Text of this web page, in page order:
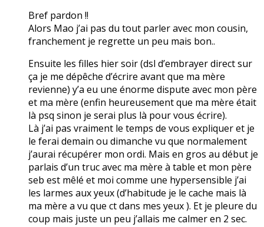
Bref pardon !!
Alors Mao j’ai pas du tout parler avec mon cousin,
franchement je regrette un peu mais bon..
Ensuite les filles hier soir (dsl d’embrayer direct sur
ça je me dépêche d’écrire avant que ma mère
revienne) y’a eu une énorme dispute avec mon père
et ma mère (enfin heureusement que ma mère était
là psq sinon je serai plus là pour vous écrire).
Là j’ai pas vraiment le temps de vous expliquer et je
le ferai demain ou dimanche vu que normalement
j’aurai récupérer mon ordi. Mais en gros au début je
parlais d’un truc avec ma mère à table et mon père
seb est mêlé et moi comme une hypersensible j’ai
les larmes aux yeux (d’habitude je le cache mais là
ma mère a vu que ct dans mes yeux ). Et je pleure du
coup mais juste un peu j’allais me calmer en 2 sec.